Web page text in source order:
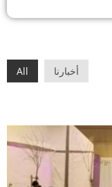
All أخبارنا